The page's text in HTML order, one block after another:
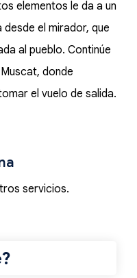
elementos le da a un
el mirador, que
al pueblo. Continúe
donde
el vuelo de salida.
servicios.